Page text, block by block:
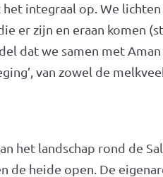
integraal op. We
er zijn en eraan komen
dat we samen met
van zowel de
het landschap rond de
heide open. De